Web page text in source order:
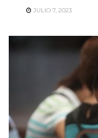
JULIO 7, 2023